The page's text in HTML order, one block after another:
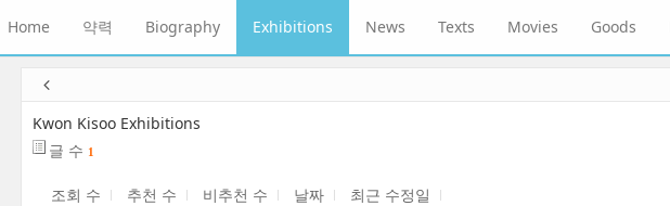
Home 약력 Biography Exhibitions News Texts Movies Goods
Kwon Kisoo Exhibitions
글 수 1
조회 수 추천 수 비추천 수 날짜 최근 수정일